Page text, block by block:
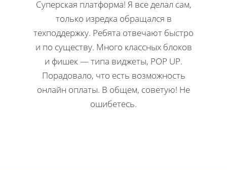
Суперская платформа! Я все делал сам,
только изредка обращался в
техподдержку. Ребята отвечают быстро
и по существу. Много классных блоков
и фишек — типа виджеты, POP UP.
Порадовало, что есть возможность
онлайн оплаты. В общем, советую! Не
ошибетесь.